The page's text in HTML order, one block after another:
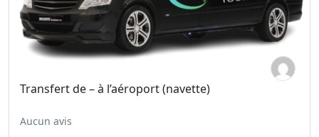
Transfert de – à l’aéroport (navette)
Aucun avis